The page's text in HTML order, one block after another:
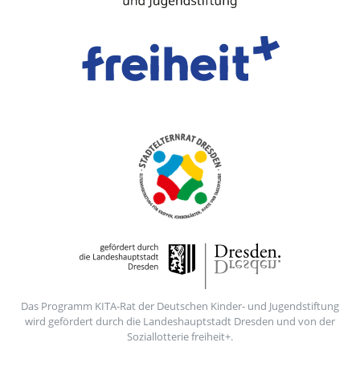
Das Programm KITA-Rat der Deutschen Kinder- und Jugendstiftung
wird gefördert durch die Landeshauptstadt Dresden und von der
Soziallotterie freiheit+.